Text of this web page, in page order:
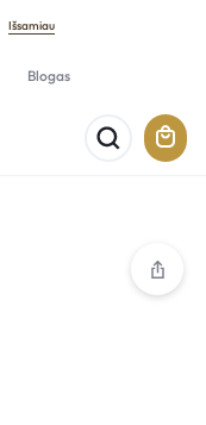
Išsamiau
Blogas